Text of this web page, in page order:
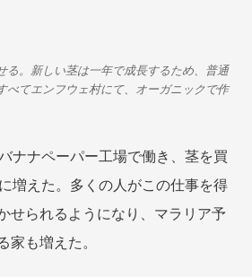
る。新しい茎は一年で成長するため、普通
べてエンフウェ村にて、オーガニックで作
ナナペーパー工場で働き、茎を買
増えた。多くの人がこの仕事を得
せられるようになり、マラリア予
家も増えた。